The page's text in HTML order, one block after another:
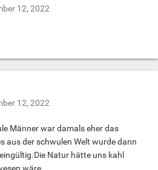
12, 2022
12, 2022
Männer war damals eher das
aus der schwulen Welt wurde dann
Natur hätte uns kahl
wäre